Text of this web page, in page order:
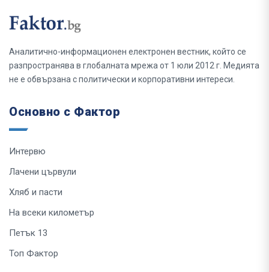
Аналитично-информационен електронен вестник, който се
разпространява в глобалната мрежа от 1 юли 2012 г. Медията
не е обвързана с политически и корпоративни интереси.
Основно с Фактор
Интервю
Лачени цървули
Хляб и пасти
На всеки километър
Петък 13
Топ Фактор